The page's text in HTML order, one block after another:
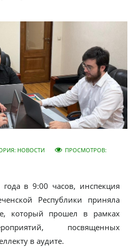
НОВОСТИ
ПРОСМОТРОВ:
в 9:00 часов, инспекция
Республики приняла
который прошел в рамках
посвященных
в аудите.